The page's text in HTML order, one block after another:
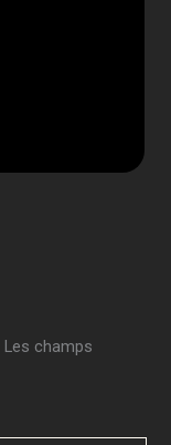
Les champs